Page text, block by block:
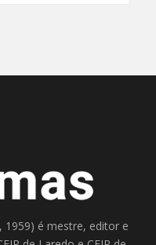
1959) é mestre, editor e